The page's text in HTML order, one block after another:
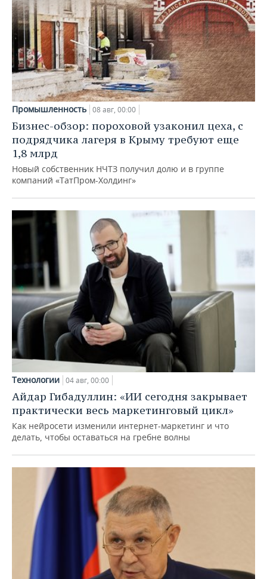
Промышленность 08 авг, 00:00
Бизнес-обзор: пороховой узаконил цеха, с
подрядчика лагеря в Крыму требуют еще
1,8 млрд
Новый собственник НЧТЗ получил долю и в группе
компаний «ТатПром-Холдинг»
Технологии 04 авг, 00:00
Айдар Гибадуллин: «ИИ сегодня закрывает
практически весь маркетинговый цикл»
Как нейросети изменили интернет-маркетинг и что
делать, чтобы оставаться на гребне волны